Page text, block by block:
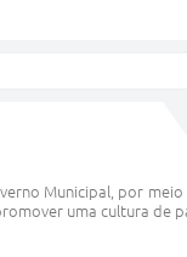
Municipal, por
uma cultura de